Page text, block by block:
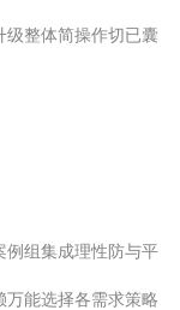
级整体简操作切已囊
例组集成理性防与平
万能选择各需求策略